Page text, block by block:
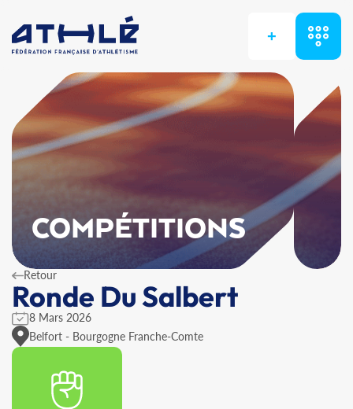
+
COMPÉTITIONS
Retour
Ronde Du Salbert
8 Mars 2026
Belfort - Bourgogne Franche-Comte